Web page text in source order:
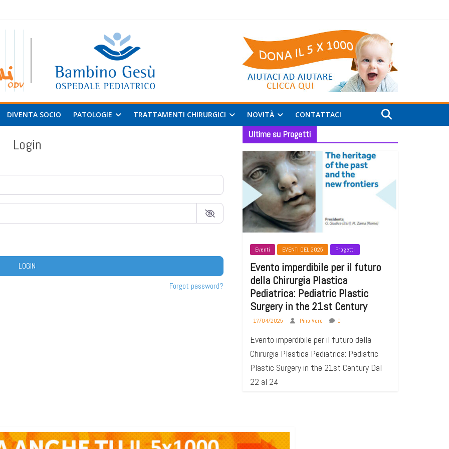
DIVENTA SOCIO PATOLOGIE TRATTAMENTI CHIRURGICI NOVITÀ CONTATTACI
Login
LOGIN
Forgot password?
Ultime su Progetti
Eventi EVENTI DEL 2025 Progetti
Evento imperdibile per il futuro
della Chirurgia Plastica
Pediatrica: Pediatric Plastic
Surgery in the 21st Century
17/04/2025 Pino Vero 0
Evento imperdibile per il futuro della
Chirurgia Plastica Pediatrica: Pediatric
Plastic Surgery in the 21st Century Dal
22 al 24